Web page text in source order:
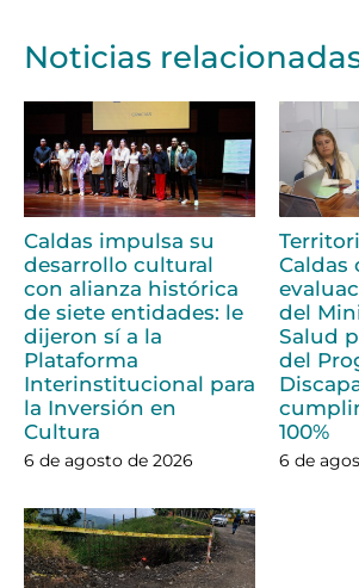
Noticias
Caldas impulsa su
desarrollo cultural
con alianza histórica
de siete entidades: le
dijeron sí a la
Plataforma
Interinstitucional para
la Inversión en
Cultura
6 de agosto de 2026
Caldas
del
Salud
del
100%
6 de